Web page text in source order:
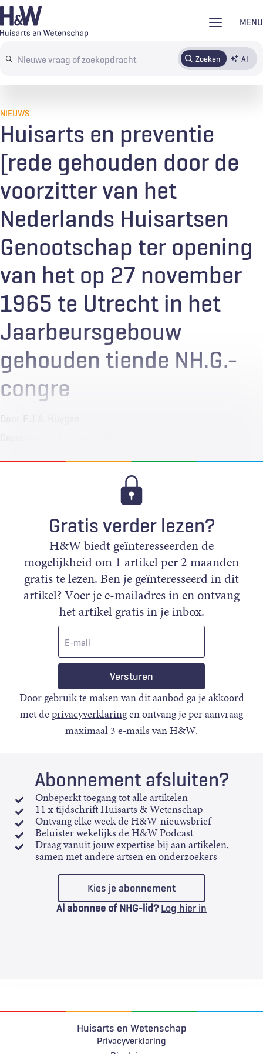
Overslaan
en
de
MENU
Search
terms
Zoeken AI
AbonnerenTijdschrift Inloggen
NIEUWS
Huisarts en preventie
[rede gehouden door de
voorzitter van het
Nederlands Huisartsen
Genootschap ter opening
van het op 27 november
1965 te Utrecht in het
Jaarbeursgebouw
gehouden tiende NH.G.-
congre
Gratis verder lezen?
H&W biedt geïnteresseerden de
mogelijkheid om 1 artikel per 2 maanden
gratis te lezen. Ben je geïnteresseerd in dit
artikel? Voer je e-mailadres in en ontvang
het artikel gratis in je inbox.
Door gebruik te maken van dit aanbod ga je akkoord
met deprivacyverklaringen ontvang je per aanvraag
maximaal 3 e-mails van H&W.
Abonnement afsluiten?
Onbeperkt toegang tot alle artikelen
11 x tijdschrift Huisarts & Wetenschap
Ontvang elke week de H&W-nieuwsbrief
Beluister wekelijks de H&W Podcast
Draag vanuit jouw expertise bij aan artikelen,
samen met andere artsen en onderzoekers
Kies je abonnement
Al abonnee of NHG-lid? Log hier in
Huisarts en Wetenschap
Privacyverklaring